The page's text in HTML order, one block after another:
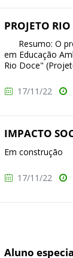
PROJETO
Resumo: O
em Educação
Rio Doce"
17/11/22
IMPACTO
Em construção
17/11/22
Aluno